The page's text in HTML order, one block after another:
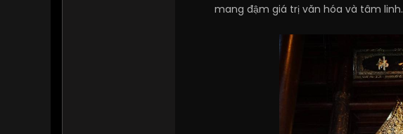
mang đậm giá trị văn hóa và tâm linh.